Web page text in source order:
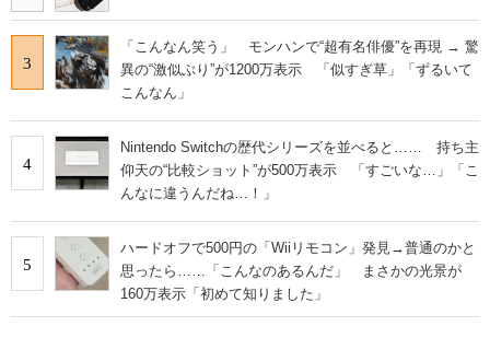
3
「こんなん笑う」 モンハンで“超有名俳優”を再現 → 驚
異の“激似ぶり”が1200万表示 「似すぎ草」「ずるいて
こんなん」
4
Nintendo Switchの歴代シリーズを並べると…… 持ち主
仰天の“比較ショット”が500万表示 「すごいな…」「こ
んなに違うんだね…！」
5
ハードオフで500円の「Wiiリモコン」発見→普通のかと
思ったら……「こんなのあるんだ」 まさかの光景が
160万表示「初めて知りました」